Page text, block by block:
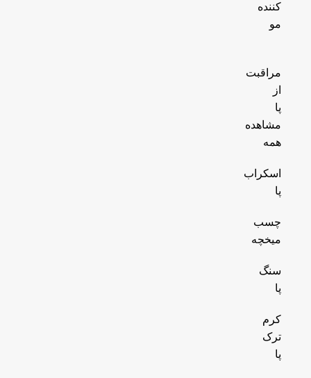
کننده
مو
مراقبت
از
پا
مشاهده
همه
اسکراب
پا
چسب
میخچه
سنگ
پا
کرم
ترک
پا